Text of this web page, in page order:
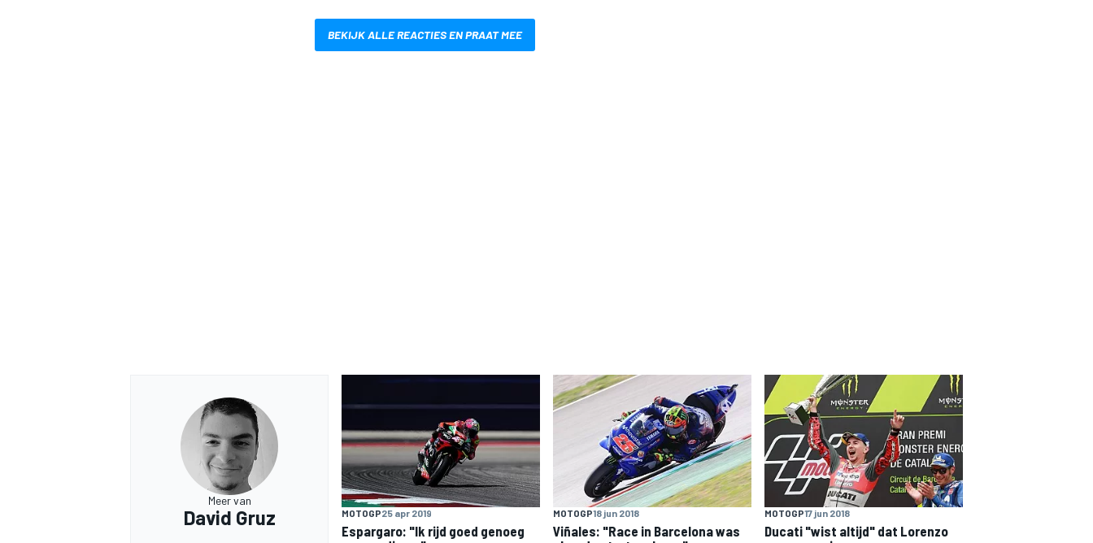
BEKIJK ALLE REACTIES EN PRAAT MEE
Meer van
David Gruz MOTOGP25 apr 2019
Espargaro: "Ik rijd goed genoeg
MOTOGP18 jun 2018
Viñales: "Race in Barcelona was
MOTOGP17 jun 2018
Ducati "wist altijd" dat Lorenzo